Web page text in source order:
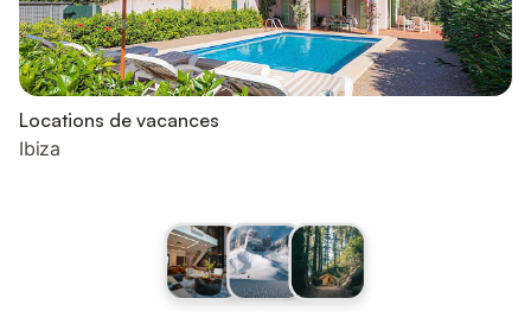
Locations de vacances
Ibiza